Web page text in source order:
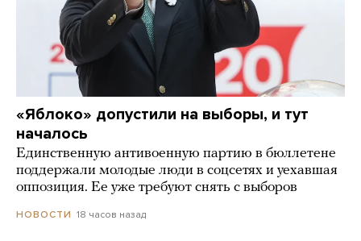
«Яблоко» допустили на выборы, и тут
началось
Единственную антивоенную партию в бюллетене
поддержали молодые люди в соцсетях и уехавшая
оппозиция. Ее уже требуют снять с выборов
НОВОСТИ 18 часов назад